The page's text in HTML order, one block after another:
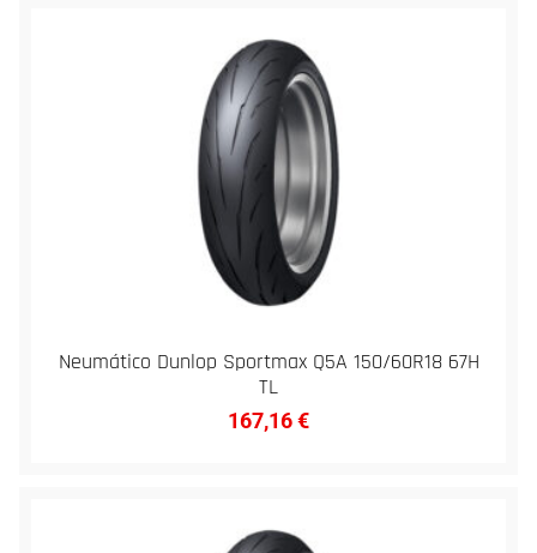
Neumático Dunlop Sportmax Q5A 150/60R18 67H
TL
167,16€